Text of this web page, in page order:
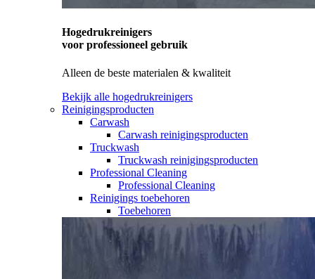
Hogedrukreinigers
voor professioneel gebruik
Alleen de beste materialen & kwaliteit
Bekijk alle hogedrukreinigers
Reinigingsproducten
Carwash
Carwash reinigingsproducten
Truckwash
Truckwash reinigingsproducten
Professional Cleaning
Professional Cleaning
Reinigings toebehoren
Toebehoren